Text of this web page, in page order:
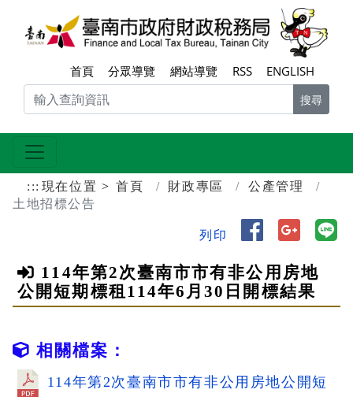
跳到主要內容區塊
首頁 分眾導覽 網站導覽 RSS ENGLISH
搜尋
::: 現在位置 首頁 財政專區
公產管理
土地招標公告
列印
分享到分享到
114年第2次臺南市市有非公用房地
公開短期標租114年6月30日開標結果
相關檔案：
114年第2次臺南市市有非公用房地公開短